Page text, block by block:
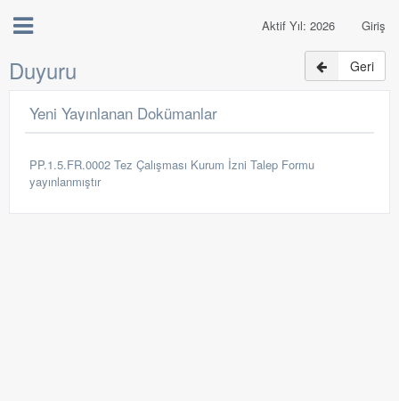
Giriş
Aktif Yıl: 2026
Duyuru Geri
Yeni Yayınlanan Dokümanlar
PP.1.5.FR.0002 Tez Çalışması Kurum İzni Talep Formu
yayınlanmıştır